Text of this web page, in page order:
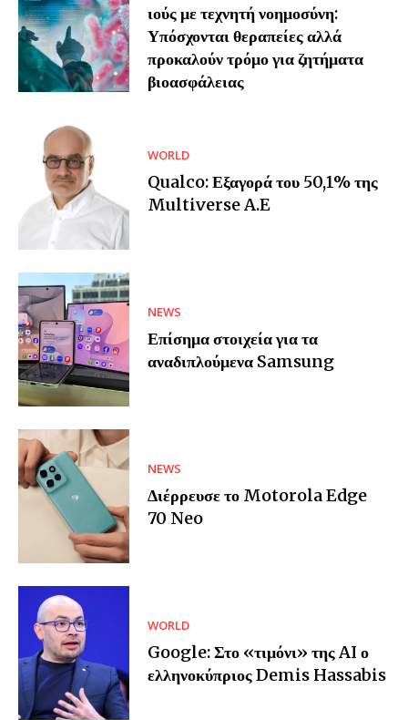
ιούς με τεχνητή νοημοσύνη:
Υπόσχονται θεραπείες αλλά
προκαλούν τρόμο για ζητήματα
βιοασφάλειας
WORLD
Qualco: Εξαγορά του 50,1% της
Multiverse A.E
NEWS
Επίσημα στοιχεία για τα
αναδιπλούμενα Samsung
NEWS
Διέρρευσε το Motorola Edge
70 Neo
WORLD
Google: Στο «τιμόνι» της AI ο
ελληνοκύπριος Demis Hassabis